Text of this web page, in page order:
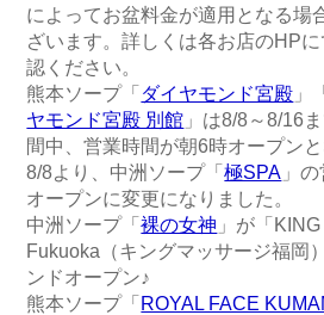
によってお盆料金が適用となる場
ざいます。詳しくは各お店のHPに
認ください。
熊本ソープ「 ダイヤモンド宮殿 」「
ヤモンド宮殿 別館 」は8/8～8/16
間中、営業時間が朝6時オープンと
8/8より、中洲ソープ「極SPA 」
オープンに変更になりました。
中洲ソープ「裸の女神 」が「
Fukuoka（キングマッサージ福岡
ンドオープン♪
熊本ソープ「 ROYAL FACE